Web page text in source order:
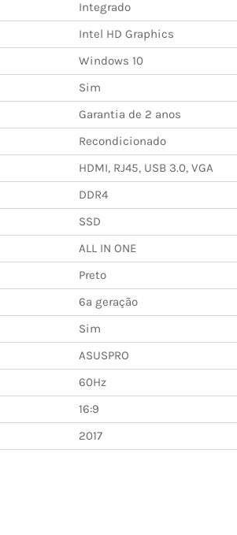
Integrado
Intel HD Graphics
Windows 10
Sim
Garantia de 2 anos
Recondicionado
HDMI, RJ45, USB 3.0, VGA
DDR4
SSD
ALL IN ONE
Preto
6ª geração
Sim
ASUSPRO
60Hz
16:9
2017